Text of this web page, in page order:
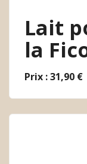
Lait
la
Prix : 31,90 €